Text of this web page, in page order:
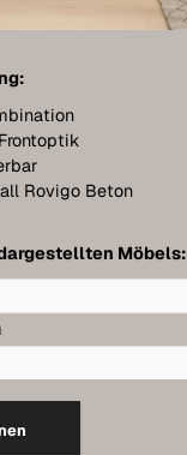
Rovigo Beton
Möbels:
de bains
suspendues
meubles